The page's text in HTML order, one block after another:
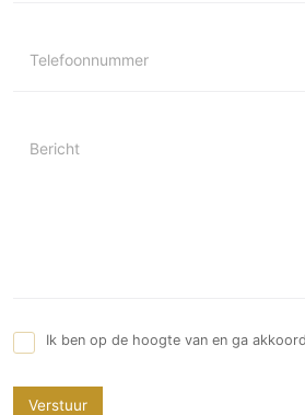
Telefoonnummer
Bericht
Ik ben op de hoogte van en ga
Verstuur